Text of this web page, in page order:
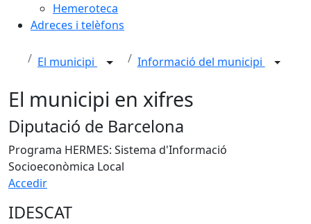
Hemeroteca
Adreces i telèfons
El municipi Informació del municipi
El municipi en xifres
Diputació de Barcelona
Programa HERMES: Sistema d'Informació
Socioeconòmica Local
Accedir
IDESCAT